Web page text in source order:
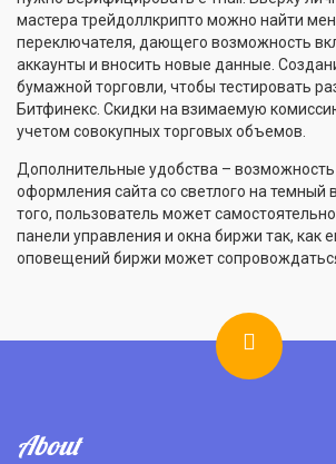
мастера трейдоллкрипто можно найти
переключателя, дающего возможность
аккаунты и вносить новые данные.
бумажной торговли, чтобы тестировать
Битфинекс. Скидки на взимаемую
учетом совокупных торговых объемов.
Дополнительные удобства –
оформления сайта со светлого на темный
того, пользователь может
панели управления и окна биржи так, как
оповещений биржи может
About